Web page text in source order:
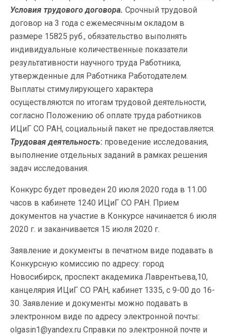
Условия трудового договора. Срочный трудовой
договор на 3 года с ежемесячным окладом в
размере 15825 руб., обязательство выполнять
индивидуальные количественные показатели
результативности научного труда Работника,
утвержденные для Работника Работодателем.
Выплаты стимулирующего характера
осуществляются по итогам трудовой деятельности,
согласно Положению об оплате труда работников
ИЦиГ СО РАН, социальный пакет не предоставляется.
Трудовая деятельность: проведение исследования,
выполнение отдельных заданий в рамках решения
задач исследования.
Конкурс будет проведен 20 июля 2020 года в 11.00
часов в кабинете 1240 ИЦиГ СО РАН. Прием
документов на участие в Конкурсе начинается 6 июля
2020 г. и заканчивается 15 июля 2020 г.
Заявление и документы в печатном виде подавать в
Конкурсную комиссию по адресу: город
Новосибирск, проспект академика Лаврентьева,10,
канцелярия ИЦиГ СО РАН, кабинет 1335, с 9-00 до 16-
30. Заявление и документы можно подавать в
электронном виде по адресу электронной почты:
olgasin1@yandex.ru Справки по электронной почте и